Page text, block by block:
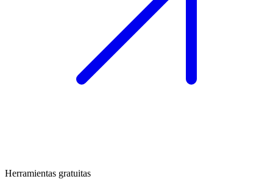
Herramientas gratuitas